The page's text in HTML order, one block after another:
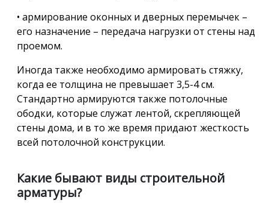
• армирование оконных и дверных перемычек –
его назначение – передача нагрузки от стены над
проемом.
Иногда также необходимо армировать стяжку,
когда ее толщина не превышает 3,5-4 см.
Стандартно армируются также потолочные
ободки, которые служат лентой, скрепляющей
стены дома, и в то же время придают жесткость
всей потолочной конструкции.
Какие бывают виды строительной
арматуры?